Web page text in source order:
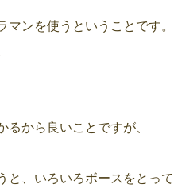
ンを使うということです。
から良いことですが、
と、いろいろボースをとって